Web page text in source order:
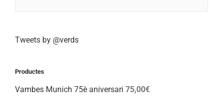
Tweets by @verds
Productes
Vambes Munich 75è aniversari 75,00€